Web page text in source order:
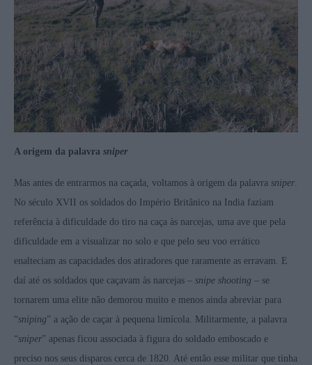
A origem da palavra sniper
Mas antes de entrarmos na caçada, voltamos à origem da palavra sniper.
No século XVII os soldados do Império Britânico na India faziam
referência à dificuldade do tiro na caça às narcejas, uma ave que pela
dificuldade em a visualizar no solo e que pelo seu voo errático
enalteciam as capacidades dos atiradores que raramente as erravam. E
daí até os soldados que caçavam às narcejas – snipe shooting – se
tornarem uma elite não demorou muito e menos ainda abreviar para
“sniping” a ação de caçar à pequena limícola. Militarmente, a palavra
“sniper” apenas ficou associada à figura do soldado emboscado e
preciso nos seus disparos cerca de 1820. Até então esse militar que tinha